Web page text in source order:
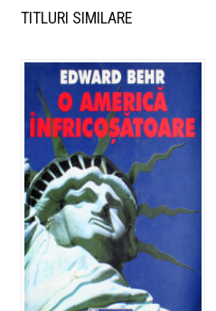
TITLURI SIMILARE